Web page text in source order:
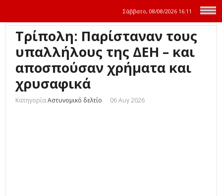
Σάββατο, 08/08/2026 16:11
Τρίπολη: Παρίσταναν τους
υπαλλήλους της ΔΕΗ – και
αποσπούσαν χρήματα και
χρυσαφικά
ΚατηγορίαΑστυνομικό δελτίο 06 Αυγ 2026